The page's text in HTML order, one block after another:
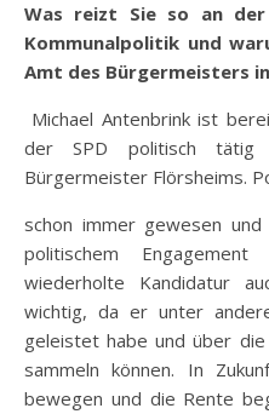
Was reizt Sie so an der Politik, vor allem an der
Kommunalpolitik und
Amt des Bürgermeisters
Michael Antenbrink ist
der SPD politisch
Bürgermeister Flörsheims.
schon immer gewesen
politischem
wiederholte Kandidatur
wichtig, da er unter
geleistet habe und über die
sammeln können. In
bewegen und die Rente